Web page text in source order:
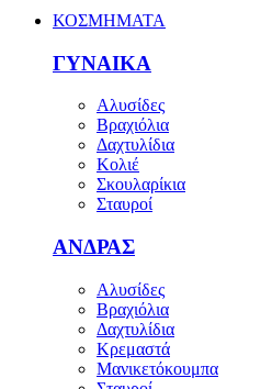
ΚΟΣΜΗΜΑΤΑ
ΓΥΝΑΙΚΑ
Αλυσίδες
Βραχιόλια
Δαχτυλίδια
Κολιέ
Σκουλαρίκια
Σταυροί
ΑΝΔΡΑΣ
Αλυσίδες
Βραχιόλια
Δαχτυλίδια
Κρεμαστά
Μανικετόκουμπα